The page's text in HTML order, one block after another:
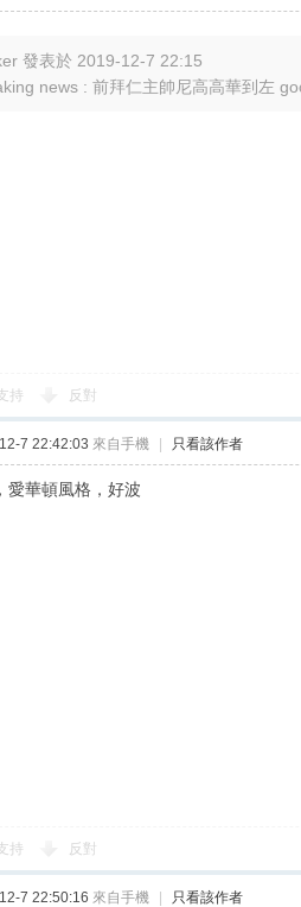
發表於 2019-12-7 22:15
news : 前拜仁主帥尼高高華到左
持 反對
7 22:42:03 來自手機 只看該作者
愛華頓風格，好波
持 反對
7 22:50:16 來自手機 只看該作者